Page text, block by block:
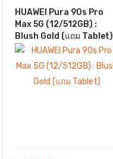
HUAWEI Pura 90s Pro
Max 5G (12/512GB) :
Blush Gold (แถม Tablet)